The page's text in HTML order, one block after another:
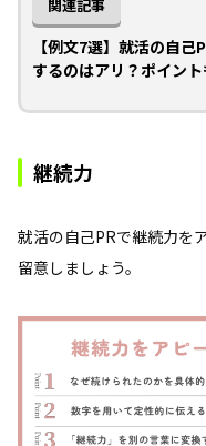
関連記事
【例文7選】就活の自
するのはアリ？ポイン
継続力
就活の自己PRで継続力を
留意しましょう。